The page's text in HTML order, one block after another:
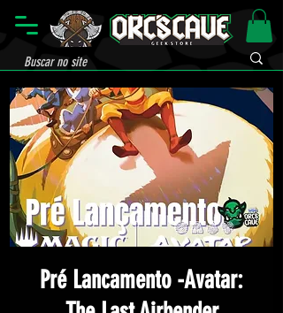
Pré Lancamento -Avatar: